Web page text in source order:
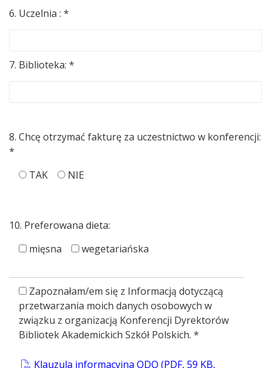
6. Uczelnia : *
7. Biblioteka: *
8. Chcę otrzymać fakturę za uczestnictwo w konferencji:
*
TAK
NIE
10. Preferowana dieta:
mięsna
wegetariańska
Zapoznałam/em się z Informacją dotyczącą
przetwarzania moich danych osobowych w
związku z organizacją Konferencji Dyrektorów
Bibliotek Akademickich Szkół Polskich. *
Klauzula informacyjna ODO (PDF, 59 KB,